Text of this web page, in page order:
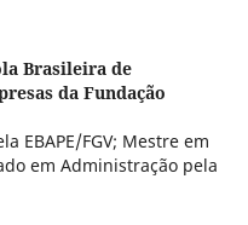
Brasileira de
da Fundação
EBAPE/FGV; Mestre em
em Administração pela